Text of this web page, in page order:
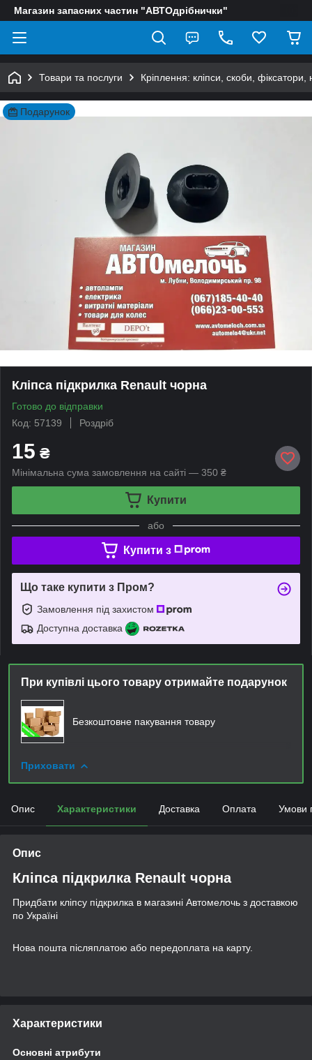
Магазин запасних частин "АВТОдрібнички"
Товари та послуги Кріплення: кліпси, скоби, фіксатори,
Подарунок
Кліпса підкрилка Renault чорна
Готово до відправки
Код: 57139
Роздріб
15 ₴
Мінімальна сума замовлення на сайті — 350 ₴
Купити
або
Купити з
Що таке купити з Пром?
Замовлення під захистом
Доступна доставка
При купівлі цього товару отримайте подарунок
Безкоштовне пакування товару
Приховати
Опис Характеристики Доставка Оплата Умови
Опис
Кліпса підкрилка Renault чорна
Придбати кліпсу підкрилка в магазині Автомелочь з доставкою
по Україні
Нова пошта післяплатою або передоплата на карту.
Характеристики
Основні атрибути